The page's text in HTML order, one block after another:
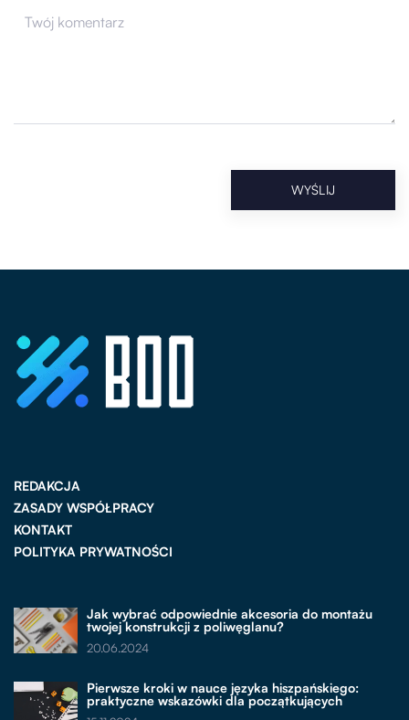
REDAKCJA
ZASADY WSPÓŁPRACY
KONTAKT
POLITYKA PRYWATNOŚCI
Jak wybrać odpowiednie akcesoria do montażu
twojej konstrukcji z poliwęglanu?
20.06.2024
Pierwsze kroki w nauce języka hiszpańskiego:
praktyczne wskazówki dla początkujących